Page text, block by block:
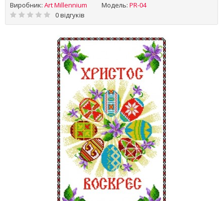
Виробник: Art Millennium Модель: PR-04
0 відгуків